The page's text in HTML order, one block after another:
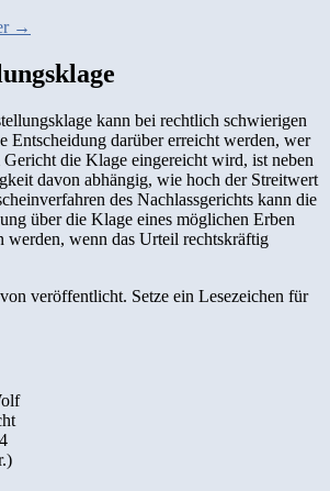
→
kann bei rechtlich schwierigen
Entscheidung darüber erreicht werden, wer
die Klage eingereicht wird, ist neben
davon abhängig, wie hoch der Streitwert
des Nachlassgerichts kann die
über die Klage eines möglichen Erben
werden, wenn das Urteil rechtskräftig
veröffentlicht. Setze ein Lesezeichen für